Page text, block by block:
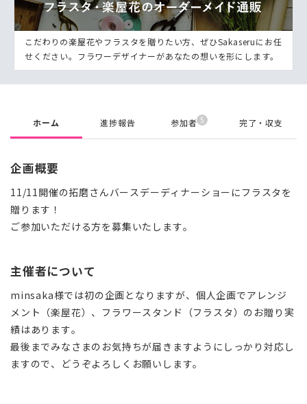
こだわりの楽屋花やフラスタを贈りたい方、ぜひSakaseruにお任
せください。フラワーデザイナーがあなたの想いを形にします。
ホーム 進捗報告 参加者 5 完了・収支
企画概要
11/11開催の拓磨さんバースデーディナーショーにフラスタを
贈ります！
ご参加いただける方を募集いたします。
主催者について
minsaka様では初の企画となりますが、個人企画でアレンジ
メント（楽屋花）、フラワースタンド（フラスタ）のお贈り実
績はあります。
最後までみなさまのお気持ちが届きますようにしっかり対応し
ますので、どうぞよろしくお願いします。